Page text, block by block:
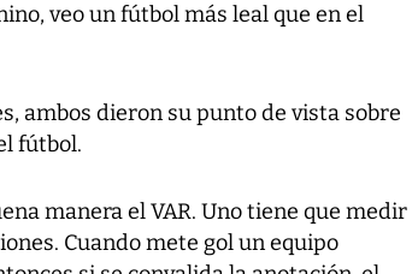
veo un fútbol más leal que en el
ambos dieron su punto de vista sobre
fútbol.
manera el VAR. Uno tiene que medir
Cuando mete gol un equipo